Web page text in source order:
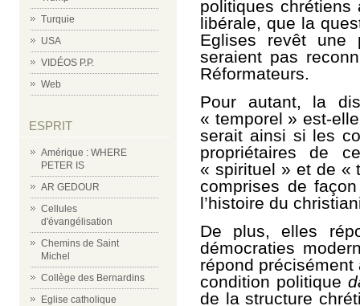
Turquie
USA
VIDÉOS P.P.
Web
ESPRIT
Amérique : WHERE
PETER IS
AR GEDOUR
Cellules
d'évangélisation
Chemins de Saint
Michel
Collège des Bernardins
Eglise catholique
politiques
libérale, que la
Eglises revêt une
seraient pas
Réformateurs.
Pour autant, la
« temporel » est-
serait ainsi si les
propriétaires de
« spirituel » et de «
comprises de
l’histoire du
De plus, elles
démocraties
répond précisément
condition politique
de la structure